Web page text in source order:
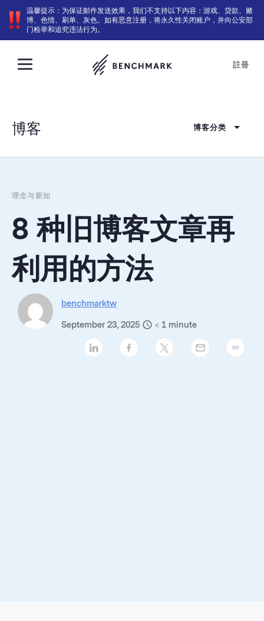
温馨提示：为保证邮件发送效果，我们不支持以下内容：游戏、贷款、赌
博、色情、刷单、灰色。如有恶意注册，将永久性关闭账户，并向公安部
门检举和追究违法行为。
註冊
博客 博客分类
理念与新知
8 种旧博客文章再
利用的方法
benchmarktw
September 23, 2025 < 1 minute